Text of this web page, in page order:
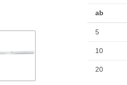
ab
5
10
20